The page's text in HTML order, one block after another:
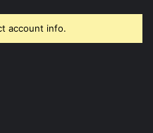
account info.